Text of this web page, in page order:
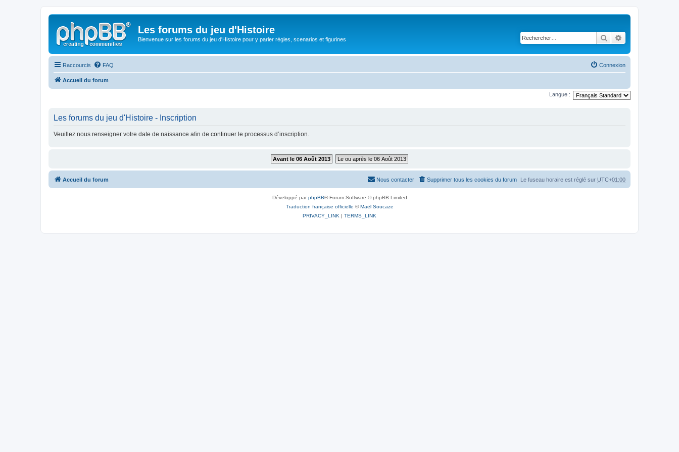
Les forums du jeu d'Histoire
Bienvenue sur les forums du jeu d'Histoire pour y parler règles, scenarios et figurines Rechercher
Raccourcis FAQ Connexion
Accueil du forum
Langue :
Les forums du jeu d'Histoire - Inscription
Veuillez nous renseigner votre date de naissance afin de continuer le processus d’inscription.
Avant le 06 Août 2013 Le ou après le 06 Août 2013
Accueil du forum Le fuseau horaire est réglé sur UTC+01:00
Supprimer tous les cookies du forum
Nous contacter
Développé parphpBB® Forum Software © phpBB Limited
Traduction française officielle ©Maël Soucaze
PRIVACY_LINK | TERMS_LINK